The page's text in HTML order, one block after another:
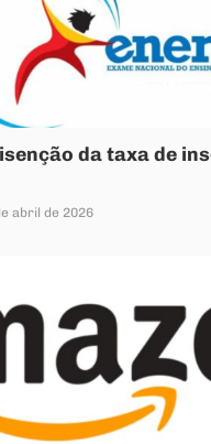
da taxa de
abril de 2026